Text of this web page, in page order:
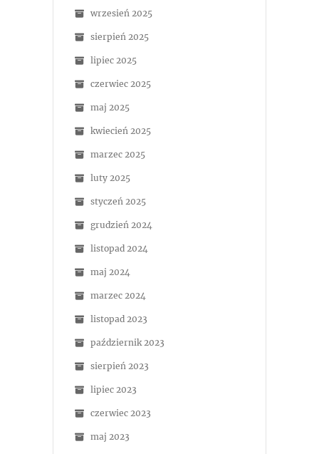
wrzesień 2025
sierpień 2025
lipiec 2025
czerwiec 2025
maj 2025
kwiecień 2025
marzec 2025
luty 2025
styczeń 2025
grudzień 2024
listopad 2024
maj 2024
marzec 2024
listopad 2023
październik 2023
sierpień 2023
lipiec 2023
czerwiec 2023
maj 2023